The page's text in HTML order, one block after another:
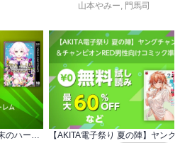
山本やみー, 門馬司
『終末のハーレム』10周年＆『終末のハーレム ファンタジア』完結記念キャンペーン！